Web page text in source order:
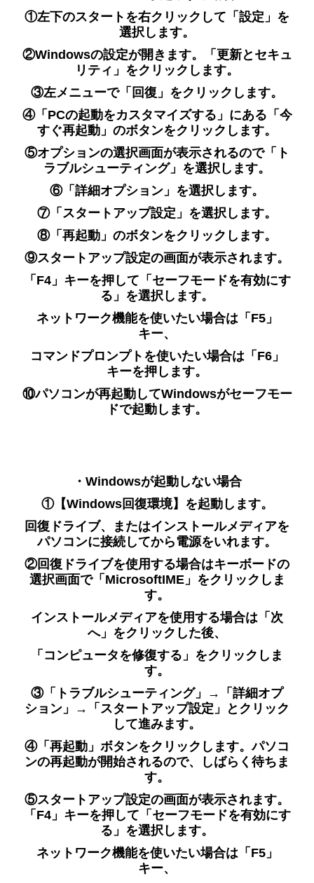
①左下のスタートを右クリックして「設定」を
選択します。
②Windowsの設定が開きます。「更新とセキュ
リティ」をクリックします。
③左メニューで「回復」をクリックします。
④「PCの起動をカスタマイズする」にある「今
すぐ再起動」のボタンをクリックします。
⑤オプションの選択画面が表示されるので「ト
ラブルシューティング」を選択します。
⑥「詳細オプション」を選択します。
⑦「スタートアップ設定」を選択します。
⑧「再起動」のボタンをクリックします。
⑨スタートアップ設定の画面が表示されます。
「F4」キーを押して「セーフモードを有効にす
る」を選択します。
ネットワーク機能を使いたい場合は「F5」
キー、
コマンドプロンプトを使いたい場合は「F6」
キーを押します。
⑩パソコンが再起動してWindowsがセーフモー
ドで起動します。
・ Windowsが起動しない場合
①【Windows回復環境】を起動します。
回復ドライブ、またはインストールメディアを
パソコンに接続してから電源をいれます。
②回復ドライブを使用する場合はキーボードの
選択画面で「MicrosoftIME」をクリックしま
す。
インストールメディアを使用する場合は「次
へ」 をクリックした後、
「コンピュータを修復する」をクリックしま
す。
③「トラブルシューティング」→「詳細オプ
ション」→「スタートアップ設定」とクリック
して進みます。
④「再起動」ボタンをクリックします。パソコ
ンの再起動が開始されるので、しばらく待ちま
す。
⑤スタートアップ設定の画面が表示されます。
「F4」キーを押して「セーフモードを有効にす
る」を選択します。
ネットワーク機能を使いたい場合は「F5」
キー、